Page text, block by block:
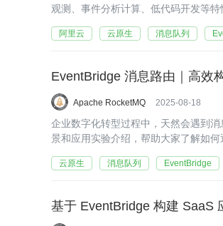
观测、事件分析计算、低代码开发等特
阿里云 云原生 消息队列
EventBridge 消息路由｜高效
Apache RocketMQ 2025-08-18
企业数字化转型过程中，天然会遇到
景和应用实验介绍，帮助大家了解如
云原生 消息队列 EventBridge
基于 EventBridge 构建 SaaS